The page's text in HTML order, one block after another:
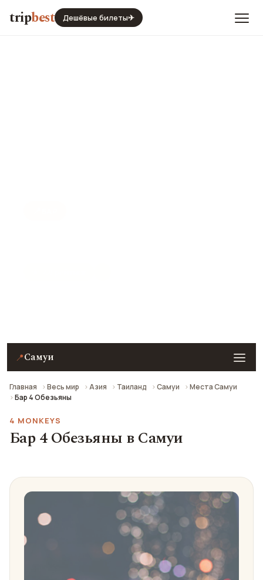
tripbest Дешёвые билеты✈
📍Самуи
Главная Весь мир Азия Таиланд Самуи
Места Самуи
Бар 4 Обезьяны
4 MONKEYS
Бар 4 Обезьяны в Самуи